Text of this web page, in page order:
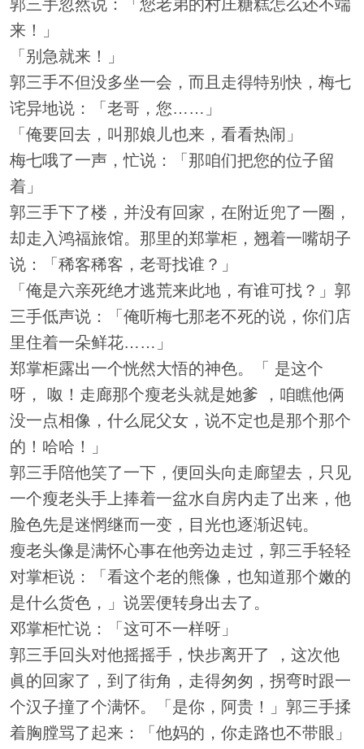
郭三手忽然说：「您老弟的村庄糖糕怎么还不端
来！」
「别急就来！」
郭三手不但没多坐一会，而且走得特别快，梅七
诧异地说：「老哥，您……」
「俺要回去，叫那娘儿也来，看看热闹」
梅七哦了一声，忙说：「那咱们把您的位子留
着」
郭三手下了楼，并没有回家，在附近兜了一圈，
却走入鸿福旅馆。那里的郑掌柜，翘着一嘴胡子
说：「稀客稀客，老哥找谁？」
「俺是六亲死绝才逃荒来此地，有谁可找？」郭
三手低声说：「俺听梅七那老不死的说，你们店
里住着一朵鲜花……」
郑掌柜露出一个恍然大悟的神色。「 是这个
呀， 呶！走廊那个瘦老头就是她爹 ，咱瞧他俩
没一点相像，什么屁父女，说不定也是那个那个
的！哈哈！」
郭三手陪他笑了一下，便回头向走廊望去，只见
一个瘦老头手上捧着一盆水自房内走了出来，他
脸色先是迷惘继而一变，目光也逐渐迟钝。
瘦老头像是满怀心事在他旁边走过，郭三手轻轻
对掌柜说：「看这个老的熊像，也知道那个嫩的
是什么货色，」说罢便转身出去了。
邓掌柜忙说：「这可不一样呀」
郭三手回头对他摇摇手，快步离开了 ，这次他
眞的回家了，到了街角，走得匆匆，拐弯时跟一
个汉子撞了个满怀。「是你，阿贵！」郭三手揉
着胸膛骂了起来：「他妈的，你走路也不带眼」